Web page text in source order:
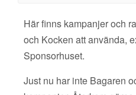
Här finns kampanjer och
och Kocken att använda,
Sponsorhuset.
Just nu har inte Bagaren